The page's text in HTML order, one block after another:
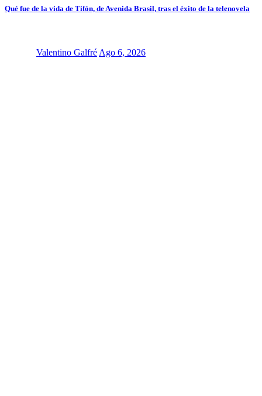
Qué fue de la vida de Tifón, de Avenida Brasil, tras el éxito de la telenovela
Valentino Galfré Ago 6, 2026